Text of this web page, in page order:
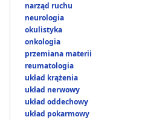
narząd ruchu
neurologia
okulistyka
onkologia
przemiana materii
reumatologia
układ krążenia
układ nerwowy
układ oddechowy
układ pokarmowy